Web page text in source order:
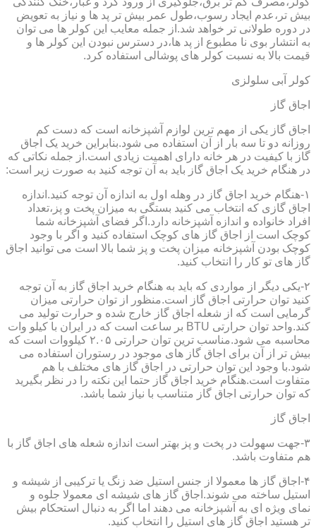
بیش تر،عدم ایجاد رسوب،طول عمر بیش تر پد ها و نیاز به تعویض
در دوره طولانی تر خواهد شد.از جمله معایب این کولر ها می توان
به انتشار بوی نا مطبوع از پد ها،در دسترس نبودن این کولر ها و
قیمت بالا به نسبت کولر های پوشالی استفاده کرد.
کولر آبی سلولزی
اجاق گاز
اجاق گاز یکی از مهم ترین لوازم آشپزخانه است که دست کم
روزانه دو تا سه بار از آن استفاده می شود.بنابراین خرید یک اجاق
گاز با کیفیت در هر خانه دارای اهمیت زیادی است.از جمله نکاتی که
در هنگام خرید یک اجاق گاز باید به آن توجه کنید به صورت زیر است:
۱-هنگام خرید اجاق گاز در وهله اول به اندازه آن توجه کنید.اندازه
اجاق گازی که انتخاب می کنید بستگی به میزان پخت و پز،تعداد
افراد خانواده و اندازه آشپزخانه دارد.اگر فضای آشپزخانه شما
کوچک است از اجاق گاز های کوچک استفاده کنید و اگر با وجود
کوچک بودن آشپزخانه میزان پخت و پز شما بالا است می توانید اجاق
گاز های تو کار را انتخاب کنید.
۲-یکی دیگر از مواردی که باید به هنگام خرید اجاق گاز به آن توجه
کنید توان حرارتی اجاق گاز است.منظور از توان حرارتی میزان
گرمایی است که از شعله اجاق گاز خارج شده و حرارت تولید می
کند.واحد توان حرارتی BTU بر ساعت است که در ایران با کیلو وات
محاسبه می شود.مناسب ترین توان حرارتی ۲.۰۵ کیلووات است که
بیش تر از آن برای اجاق گاز های موجود در رستوران استفاده می
شود.با وجود این توان حرارتی در اجاق گاز های مختلف با هم
متفاوت است.هنگام خرید اجاق گاز حتما این نکته را در نظر بگیرید
که توان حرارتی اجاق گاز متناسب با نیاز شما باشد.
اجاق گاز
۳-جهت سهولت در پخت و پز بهتر است اندازه شعله های اجاق گاز با
هم متفاوت باشد.
۴-اجاق گاز ها معمولا از جنس استیل ضد زنگ یا ترکیبی از شیشه و
استیل ساخته می شوند.اجاق گاز های شیشه ای معمولا جلوه و
نمای ویژه ای به آشپزخانه می دهند اما اگر به دنبال استحکام بیش
تر هستید اجاق گاز های استیل را انتخاب کنید.